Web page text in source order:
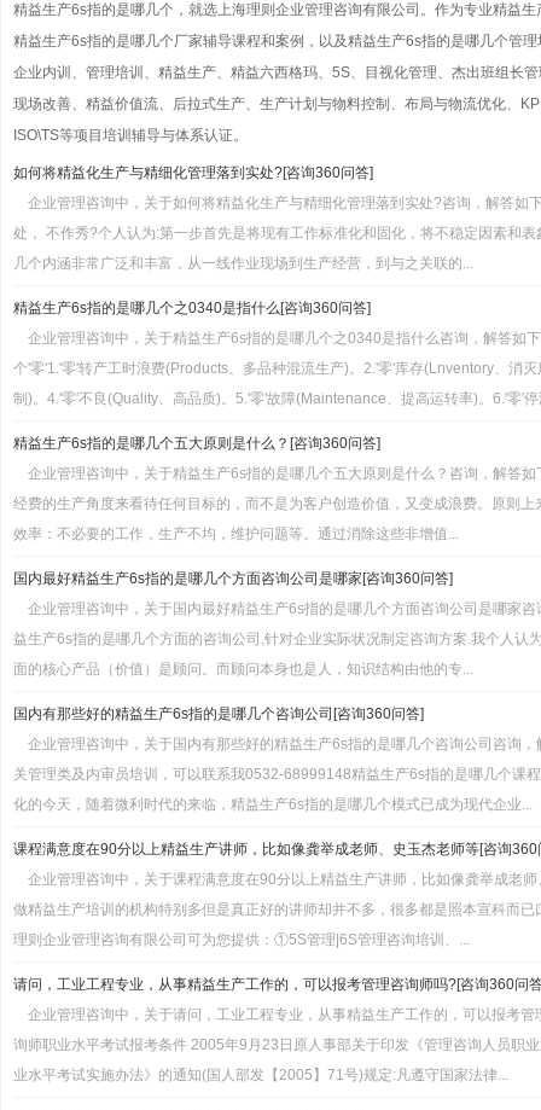
精益生产6s指的是哪几个，就选上海理则企业管理咨询有限公司。作为专业精益
精益生产6s指的是哪几个厂家辅导课程和案例，以及精益生产6s指的是哪几个管
企业内训、管理培训、精益生产、精益六西格玛、5S、目视化管理、杰出班组长
现场改善、精益价值流、后拉式生产、生产计划与物料控制、布局与物流优化、
ISO\TS等项目培训辅导与体系认证。
如何将精益化生产与精细化管理落到实处?[咨询360问答]
企业管理咨询中，关于如何将精益化生产与精细化管理落到实处?咨询，解答如
处， 不作秀?个人认为:第一步首先是将现有工作标准化和固化，将不稳定因素和
几个内涵非常广泛和丰富，从一线作业现场到生产经营，到与之关联的...
精益生产6s指的是哪几个之0340是指什么[咨询360问答]
企业管理咨询中，关于精益生产6s指的是哪几个之0340是指什么咨询，解答如
个'零'1.'零'转产工时浪费(Products、多品种混流生产)。2.'零'库存(Lnventory、消
制)。4.'零'不良(Quality、高品质)。5.'零'故障(Maintenance、提高运转率)。6.'零'
精益生产6s指的是哪几个五大原则是什么？[咨询360问答]
企业管理咨询中，关于精益生产6s指的是哪几个五大原则是什么？咨询，解答
经费的生产角度来看待任何目标的，而不是为客户创造价值，又变成浪费。原则
效率：不必要的工作，生产不均，维护问题等。通过消除这些非增值...
国内最好精益生产6s指的是哪几个方面咨询公司是哪家[咨询360问答]
企业管理咨询中，关于国内最好精益生产6s指的是哪几个方面咨询公司是哪家
益生产6s指的是哪几个方面的咨询公司,针对企业实际状况制定咨询方案.我个人认
面的核心产品（价值）是顾问。而顾问本身也是人，知识结构由他的专...
国内有那些好的精益生产6s指的是哪几个咨询公司[咨询360问答]
企业管理咨询中，关于国内有那些好的精益生产6s指的是哪几个咨询公司咨询
关管理类及内审员培训，可以联系我0532-68999148精益生产6s指的是哪几个课
化的今天，随着微利时代的来临，精益生产6s指的是哪几个模式已成为现代企业...
课程满意度在90分以上精益生产讲师，比如像龚举成老师、史玉杰老师等[咨询360
企业管理咨询中，关于课程满意度在90分以上精益生产讲师，比如像龚举成老
做精益生产培训的机构特别多但是真正好的讲师却并不多，很多都是照本宣科而
理则企业管理咨询有限公司可为您提供：①5S管理|6S管理咨询培训、...
请问，工业工程专业，从事精益生产工作的，可以报考管理咨询师吗?[咨询360问
企业管理咨询中，关于请问，工业工程专业，从事精益生产工作的，可以报考
询师职业水平考试报考条件 2005年9月23日原人事部关于印发《管理咨询人员职
业水平考试实施办法》的通知(国人部发【2005】71号)规定:凡遵守国家法律...